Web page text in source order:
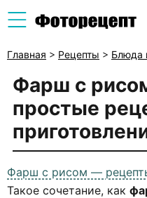
Главная > Рецепты > Блюда
Фарш с
простые
Фарш с рисом —
Такое сочетание, как